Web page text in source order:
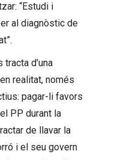
“Estudi i
al diagnòstic de
d’una
realitat, només
pagar-li favors
PP durant la
de llavar la
i el seu govern